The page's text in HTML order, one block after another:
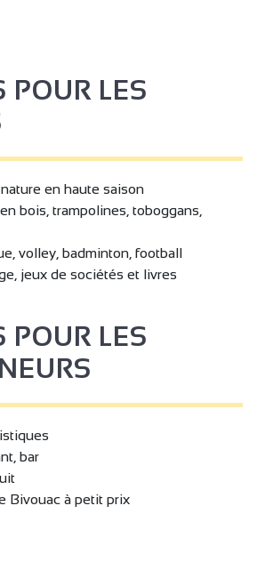
de pétanque / Terrain de boule
POUR LES
en haute saison
bois, trampolines, toboggans,
volley, badminton, football
jeux de sociétés et livres
POUR LES
bar
Bivouac à petit prix